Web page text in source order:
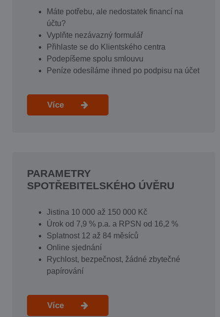
Máte potřebu, ale nedostatek financí na
účtu?
Vyplňte nezávazný formulář
Přihlaste se do Klientského centra
Podepíšeme spolu smlouvu
Peníze odesíláme ihned po podpisu na účet
Více
PARAMETRY
SPOTŘEBITELSKÉHO ÚVĚRU
Jistina 10 000 až 150 000 Kč
Úrok od 7,9 % p.a. a RPSN od 16,2 %
Splatnost 12 až 84 měsíců
Online sjednání
Rychlost, bezpečnost, žádné zbytečné
papírování
Více